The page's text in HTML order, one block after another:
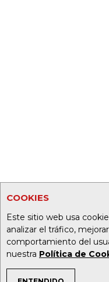
COOKIES
Este sitio web usa
analizar el tráfico,
comportamiento del
nuestra Política de